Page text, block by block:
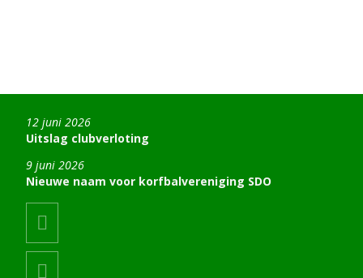
Uitslag clubverloting
12 juni 2026
Nieuwe naam voor korfbalvereniging SDO
9 juni 2026